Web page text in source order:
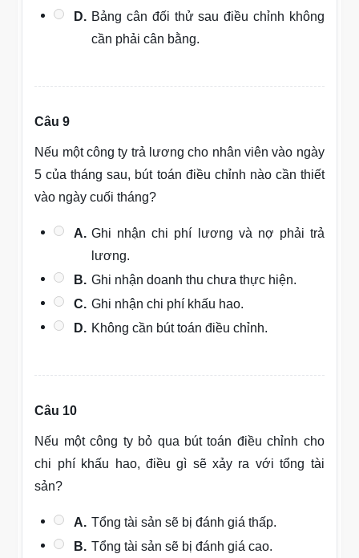
D. Bảng cân đối thử sau điều chỉnh không
cần phải cân bằng.
Câu 9
Nếu một công ty trả lương cho nhân viên vào ngày
5 của tháng sau, bút toán điều chỉnh nào cần thiết
vào ngày cuối tháng?
A. Ghi nhận chi phí lương và nợ phải trả
lương.
B. Ghi nhận doanh thu chưa thực hiện.
C. Ghi nhận chi phí khấu hao.
D. Không cần bút toán điều chỉnh.
Câu 10
Nếu một công ty bỏ qua bút toán điều chỉnh cho
chi phí khấu hao, điều gì sẽ xảy ra với tổng tài
sản?
A. Tổng tài sản sẽ bị đánh giá thấp.
B. Tổng tài sản sẽ bị đánh giá cao.